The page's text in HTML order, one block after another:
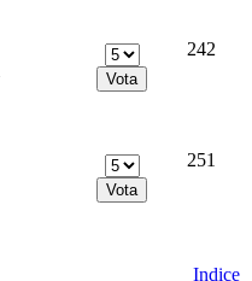
242
251
Indice